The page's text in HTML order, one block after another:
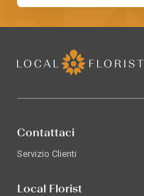
Contattaci
Servizio Clienti
Local Florist